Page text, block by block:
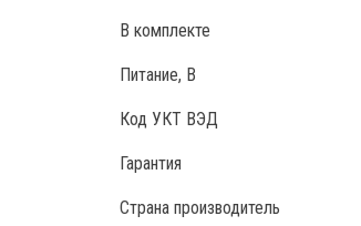
В комплекте
Питание, В
Код УКТ ВЭД
Гарантия
Страна производитель